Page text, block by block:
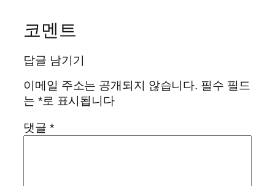
코멘트
답글 남기기
이메일 주소는 공개되지 않습니다. 필수 필드
는 *로 표시됩니다
댓글 *